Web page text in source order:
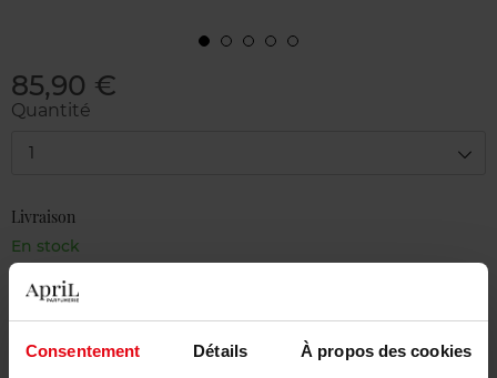
Consentement Détails À propos des cookies
85,90 €
Quantité
1
Livraison
En stock
Livraison gratuite à partir de 50€